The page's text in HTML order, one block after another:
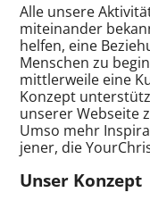
Alle unsere
miteinander
helfen, eine
Menschen zu
mittlerweile eine
Konzept
unserer Webseite
Umso mehr
jener, die
Unser Konzept